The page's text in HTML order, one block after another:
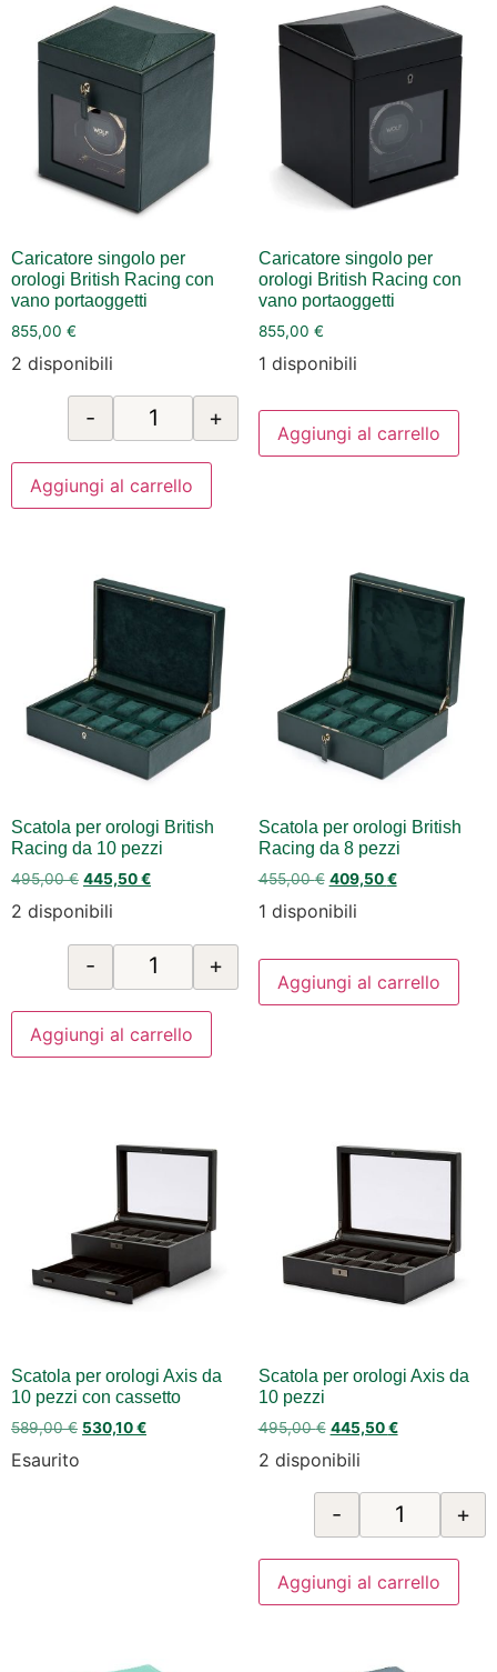
Caricatore singolo per
orologi British Racing con
vano portaoggetti
855,00 €
2 disponibili
- +
Aggiungi al carrello
Caricatore singolo per
orologi British Racing con
vano portaoggetti
855,00 €
1 disponibili
Aggiungi al carrello
Scatola per orologi British
Racing da 10 pezzi
495,00€ 445,50€
2 disponibili
- +
Aggiungi al carrello
Scatola per orologi British
Racing da 8 pezzi
455,00€ 409,50€
1 disponibili
Aggiungi al carrello
Scatola per orologi Axis da
10 pezzi con cassetto
589,00€ 530,10€
Esaurito
Scatola per orologi Axis da
10 pezzi
495,00€ 445,50€
2 disponibili
- +
Aggiungi al carrello